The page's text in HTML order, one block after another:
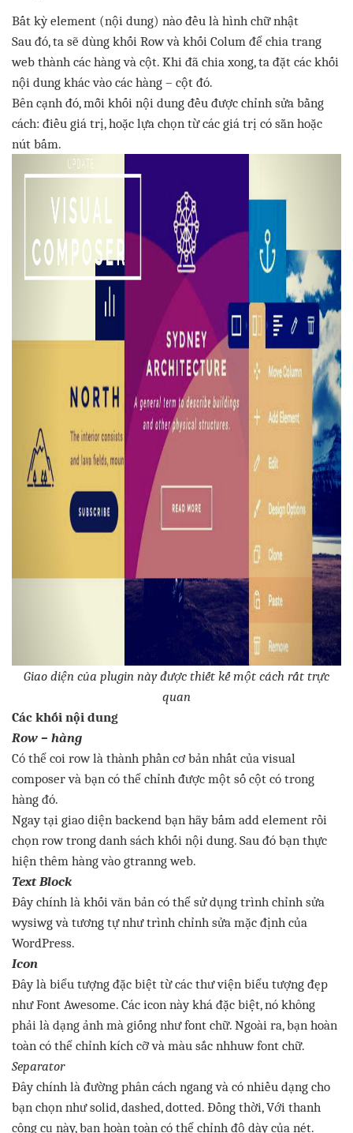
Bất kỳelement (nội dung) nào đều là hình chữ nhật
Sau đó, ta sẽ dùng khối Rowvà khối Colum để chia trang
web thành các hàng và cột. Khi đã chia xong, ta đặt các khối
nội dung khác vào các hàng – cột đó.
Bên cạnh đó,mỗi khối nội dung đều được chỉnh sửa bằng
cách: điều giá trị,hoặc lựa chọn từ các giá trị có sẵn hoặc
nút bấm.
Giao diện của plugin này được thiết kế một cách rất trực
quan
Các khối nội dung
Row – hàng
Có thể coi rowlà thành phần cơ bản nhất của visual
composervà bạn có thể chỉnh được một số cột có trong
hàng đó.
Ngay tại giao diện backend bạn hãy bấm add element rồi
chọn rowtrong danh sách khối nội dung. Sau đó bạn thực
hiện thêm hàng vào gtranngweb.
Text Block
Đây chính là khối văn bản có thể sử dụng trình chỉnh sửa
wysiwg và tương tự như trình chỉnh sửa mặc định của
WordPress.
Icon
Đây là biểu tượng đặc biệt từ các thư viện biểu tượng đẹp
nhưFont Awesome. Các icon này khá đặc biệt,nó không
phải là dạng ảnh mà giống nhưfont chữ. Ngoài ra,bạn hoàn
toàn có thể chỉnh kích cỡ và màu sắc nhhuwfont chữ.
Separator
Đây chính là đường phân cách ngang và có nhiều dạng cho
bạn chọn nhưsolid, dashed, dotted. Đồng thời,Với thanh
công cụ này,bạn hoàn toàn có thể chỉnh độ dày của nét.